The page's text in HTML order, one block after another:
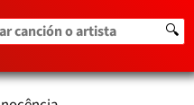
canción o artista 🔍